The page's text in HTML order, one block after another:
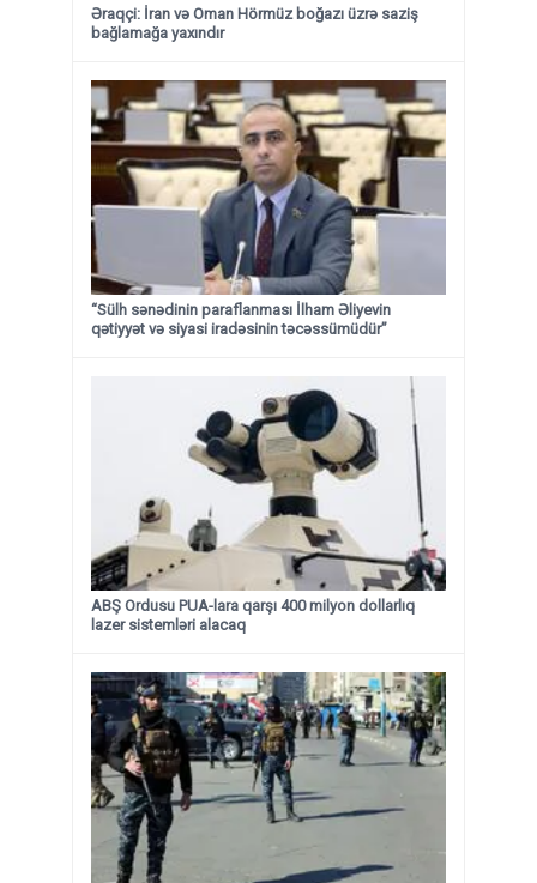
Əraqçi: İran və Oman Hörmüz boğazı üzrə saziş
bağlamağa yaxındır
“Sülh sənədinin paraflanması İlham Əliyevin
qətiyyət və siyasi iradəsinin təcəssümüdür”
ABŞ Ordusu PUA-lara qarşı 400 milyon dollarlıq
lazer sistemləri alacaq